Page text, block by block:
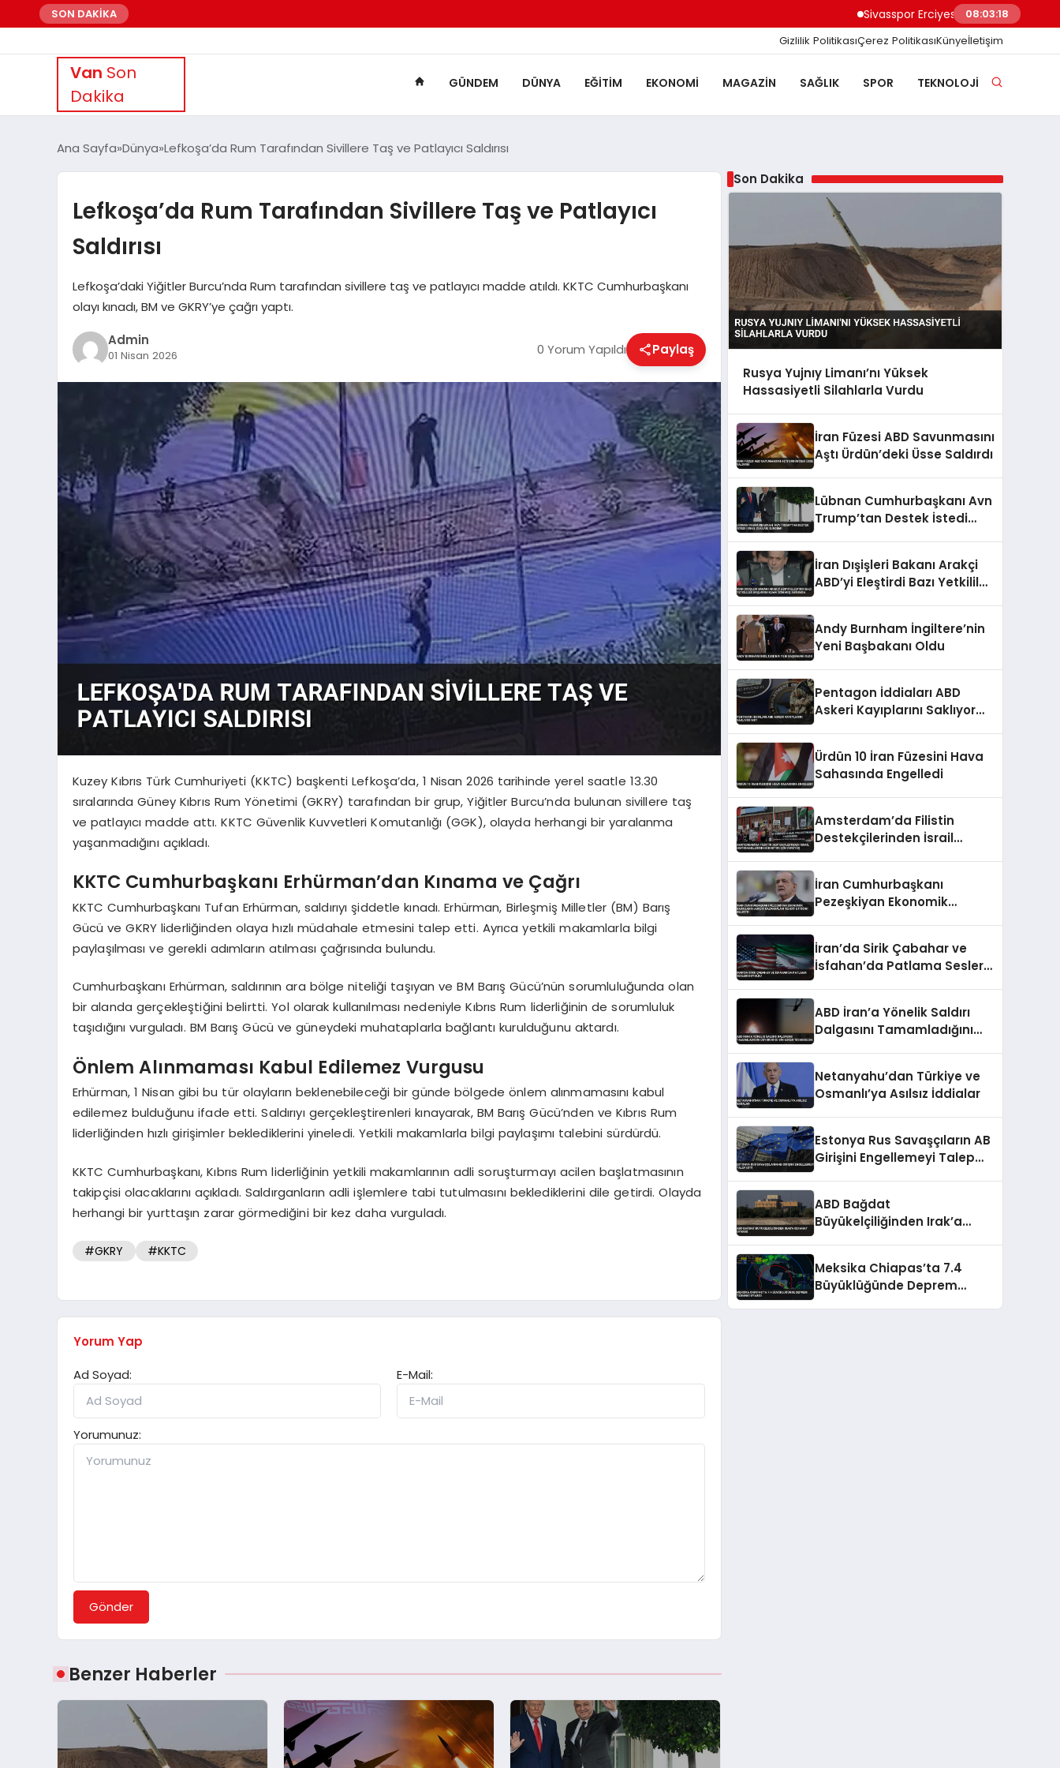
SON DAKİKA Sivasspor Erciyes Kampı’nda Güç
08:03:19
Gizlilik PolitikasıÇerez PolitikasıKünyeİletişim
Van Son
Dakika
GÜNDEM DÜNYA EĞITIM EKONOMI MAGAZIN SAĞLIK SPOR TEKNOLOJI
Ana Sayfa Dünya Lefkoşa’da Rum Tarafından Sivillere Taş ve Patlayıcı Saldırısı
Lefkoşa’da Rum Tarafından Sivillere Taş ve Patlayıcı
Saldırısı
Lefkoşa’daki Yiğitler Burcu’nda Rum tarafından sivillere taş ve patlayıcı madde atıldı. KKTC Cumhurbaşkanı
olayı kınadı, BM ve GKRY’ye çağrı yaptı.
Admin
01 Nisan 2026 0 Yorum Yapıldı Paylaş
Kuzey Kıbrıs Türk Cumhuriyeti (KKTC) başkenti Lefkoşa’da, 1 Nisan 2026 tarihinde yerel saatle 13.30
sıralarında Güney Kıbrıs Rum Yönetimi (GKRY) tarafından bir grup, Yiğitler Burcu’nda bulunan sivillere taş
ve patlayıcı madde attı. KKTC Güvenlik Kuvvetleri Komutanlığı (GGK), olayda herhangi bir yaralanma
yaşanmadığını açıkladı.
KKTC Cumhurbaşkanı Erhürman’dan Kınama ve Çağrı
KKTC Cumhurbaşkanı Tufan Erhürman, saldırıyı şiddetle kınadı. Erhürman, Birleşmiş Milletler (BM) Barış
Gücü ve GKRY liderliğinden olaya hızlı müdahale etmesini talep etti. Ayrıca yetkili makamlarla bilgi
paylaşılması ve gerekli adımların atılması çağrısında bulundu.
Cumhurbaşkanı Erhürman, saldırının ara bölge niteliği taşıyan ve BM Barış Gücü’nün sorumluluğunda olan
bir alanda gerçekleştiğini belirtti. Yol olarak kullanılması nedeniyle Kıbrıs Rum liderliğinin de sorumluluk
taşıdığını vurguladı. BM Barış Gücü ve güneydeki muhataplarla bağlantı kurulduğunu aktardı.
Önlem Alınmaması Kabul Edilemez Vurgusu
Erhürman, 1 Nisan gibi bu tür olayların beklenebileceği bir günde bölgede önlem alınmamasını kabul
edilemez bulduğunu ifade etti. Saldırıyı gerçekleştirenleri kınayarak, BM Barış Gücü’nden ve Kıbrıs Rum
liderliğinden hızlı girişimler beklediklerini yineledi. Yetkili makamlarla bilgi paylaşımı talebini sürdürdü.
KKTC Cumhurbaşkanı, Kıbrıs Rum liderliğinin yetkili makamlarının adli soruşturmayı acilen başlatmasının
takipçisi olacaklarını açıkladı. Saldırganların adli işlemlere tabi tutulmasını beklediklerini dile getirdi. Olayda
herhangi bir yurttaşın zarar görmediğini bir kez daha vurguladı.
#GKRY #KKTC
Yorum Yap
Ad Soyad:
E-Mail:
Yorumunuz:
Gönder
Benzer Haberler
Son Dakika
Rusya Yujnıy Limanı’nı Yüksek
Hassasiyetli Silahlarla Vurdu
İran Füzesi ABD Savunmasını
Aştı Ürdün’deki Üsse Saldırdı
Lübnan Cumhurbaşkanı Avn
Trump’tan Destek İstedi
İran Dışişleri Bakanı Arakçi
ABD’yi Eleştirdi Bazı Yetkililer
Andy Burnham İngiltere’nin
Yeni Başbakanı Oldu
Pentagon İddiaları ABD
Askeri Kayıplarını Saklıyor
Ürdün 10 İran Füzesini Hava
Sahasında Engelledi
Amsterdam’da Filistin
Destekçilerinden İsrail
İran Cumhurbaşkanı
Pezeşkiyan Ekonomik
Belirtti
İran’da Sirik Çabahar ve
İsfahan’da Patlama Sesleri
ABD İran’a Yönelik Saldırı
Dalgasını Tamamladığını
Netanyahu’dan Türkiye ve
Osmanlı’ya Asılsız İddialar
Estonya Rus Savaşçıların AB
Girişini Engellemeyi Talep
ABD Bağdat
Büyükelçiliğinden Irak’a
Meksika Chiapas’ta 7.4
Büyüklüğünde Deprem